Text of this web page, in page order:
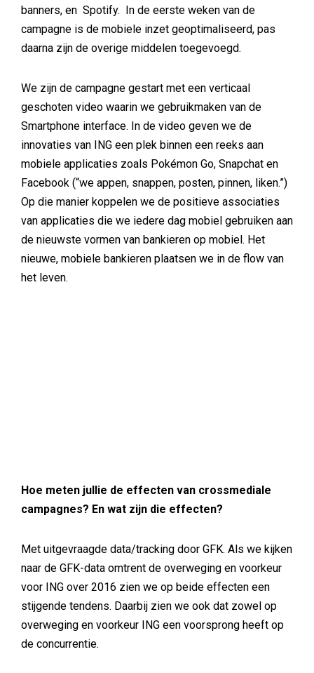
banners, en Spotify. In de eerste weken van de
campagne is de mobiele inzet geoptimaliseerd, pas
daarna zijn de overige middelen toegevoegd.
We zijn de campagne gestart met een verticaal
geschoten video waarin we gebruikmaken van de
Smartphone interface. In de video geven we de
innovaties van ING een plek binnen een reeks aan
mobiele applicaties zoals Pokémon Go, Snapchat en
Facebook (“we appen, snappen, posten, pinnen, liken.”)
Op die manier koppelen we de positieve associaties
van applicaties die we iedere dag mobiel gebruiken aan
de nieuwste vormen van bankieren op mobiel. Het
nieuwe, mobiele bankieren plaatsen we in de flow van
het leven.
Hoe meten jullie de effecten van crossmediale
campagnes? En wat zijn die effecten?
Met uitgevraagde data/tracking door GFK. Als we kijken
naar de GFK-data omtrent de overweging en voorkeur
voor ING over 2016 zien we op beide effecten een
stijgende tendens. Daarbij zien we ook dat zowel op
overweging en voorkeur ING een voorsprong heeft op
de concurrentie.